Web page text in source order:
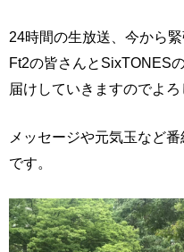
24時間の生放送、今から
Ft2の皆さんとSixTONES
届けしていきますのでよろ
メッセージや元気玉など
です。